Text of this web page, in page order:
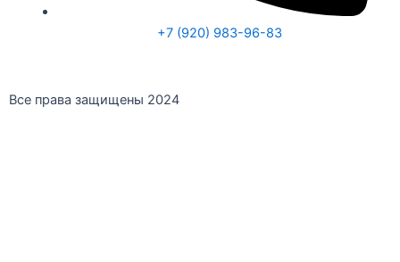
+7 (920) 983-96-83
Все права защищены 2024